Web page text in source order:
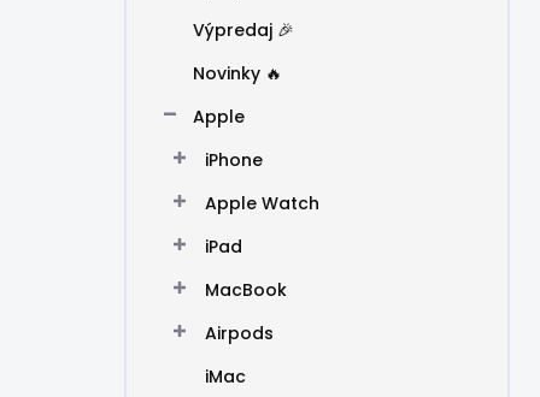
Výpredaj 🎉
Novinky 🔥
Apple
iPhone
Apple Watch
iPad
MacBook
Airpods
iMac